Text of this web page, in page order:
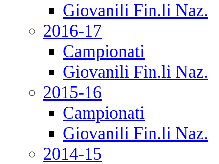
Giovanili Fin.li Naz.
2016-17
Campionati
Giovanili Fin.li Naz.
2015-16
Campionati
Giovanili Fin.li Naz.
2014-15